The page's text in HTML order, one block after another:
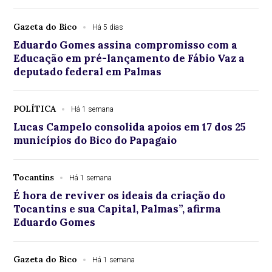
Gazeta do Bico Há 5 dias
Eduardo Gomes assina compromisso com a
Educação em pré-lançamento de Fábio Vaz a
deputado federal em Palmas
POLÍTICA Há 1 semana
Lucas Campelo consolida apoios em 17 dos 25
municípios do Bico do Papagaio
Tocantins Há 1 semana
É hora de reviver os ideais da criação do
Tocantins e sua Capital, Palmas”, afirma
Eduardo Gomes
Gazeta do Bico Há 1 semana